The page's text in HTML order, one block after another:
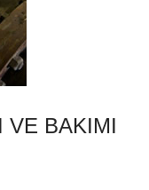
VE BAKIMI